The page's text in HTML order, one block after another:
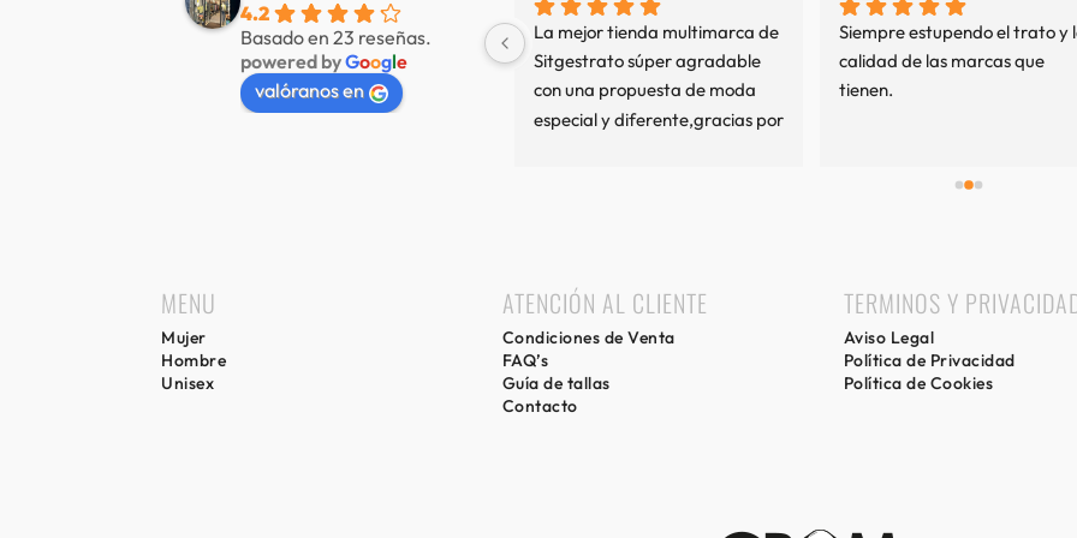
4.2
Basado en 23 reseñas.
powered byGoogle
valóranos en
Nuestra tienda favorita en
Sitges, servicio de primer nivel.
La mejor tienda multimarca de
Sitgestrato súper agradable
con una propuesta de moda
especial y diferente,gracias por
Siempre estupendo el trato y
calidad de las marcas que
tienen.
MENU
Mujer
Hombre
Unisex
ATENCIÓN AL CLIENTE
Condiciones de Venta
FAQ’s
Guía de tallas
Contacto
TERMINOS Y
Aviso Legal
Política de Privacidad
Política de Cookies